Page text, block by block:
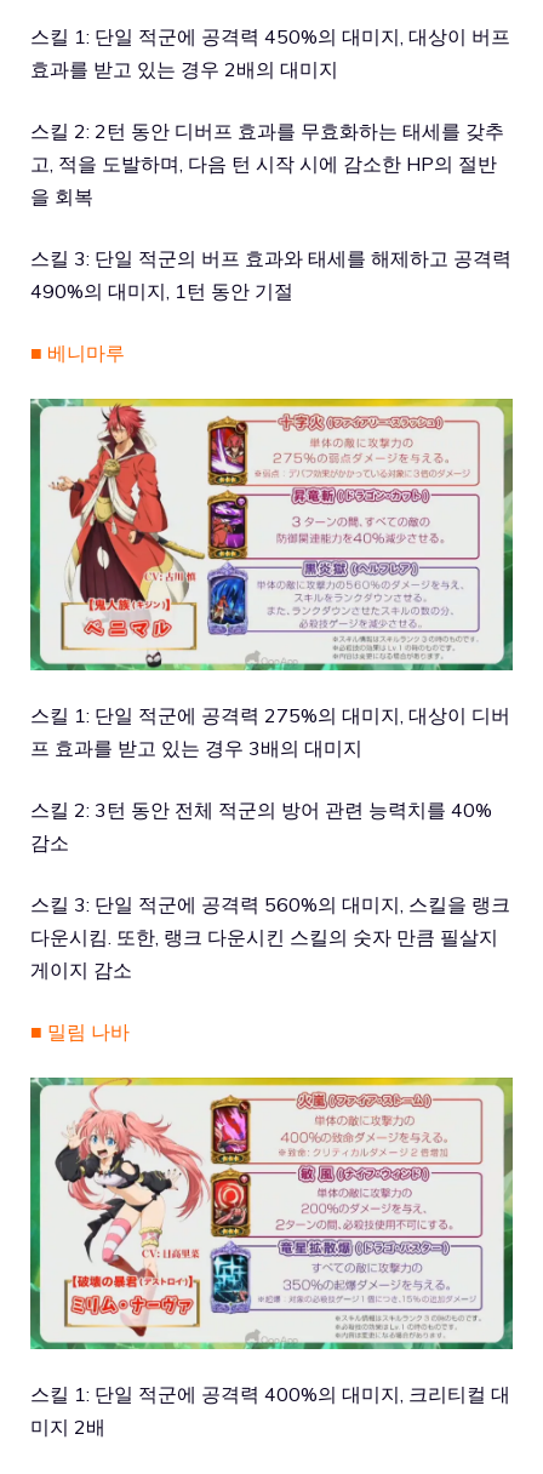
스킬 1: 단일 적군에 공격력 450%의 대미지, 대상이 버프
효과를 받고 있는 경우 2배의 대미지
스킬 2: 2턴 동안 디버프 효과를 무효화하는 태세를 갖추
고, 적을 도발하며, 다음 턴 시작 시에 감소한 HP의 절반
을 회복
스킬 3: 단일 적군의 버프 효과와 태세를 해제하고 공격력
490%의 대미지, 1턴 동안 기절
■ 베니마루
스킬 1: 단일 적군에 공격력 275%의 대미지, 대상이 디버
프 효과를 받고 있는 경우 3배의 대미지
스킬 2: 3턴 동안 전체 적군의 방어 관련 능력치를 40%
감소
스킬 3: 단일 적군에 공격력 560%의 대미지, 스킬을 랭크
다운시킴. 또한, 랭크 다운시킨 스킬의 숫자 만큼 필살지
게이지 감소
■ 밀림 나바
스킬 1: 단일 적군에 공격력 400%의 대미지, 크리티컬 대
미지 2배